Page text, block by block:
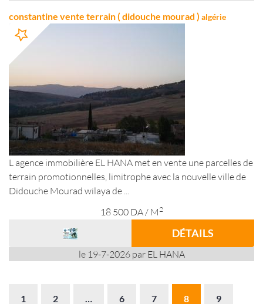
constantine vente terrain ( didouche mourad ) algérie
L agence immobilière EL HANA met en vente une parcelles de
terrain promotionnelles, limitrophe avec la nouvelle ville de
Didouche Mourad wilaya de ...
18 500 DA/ M 2
DÉTAILS
le 19-7-2026 par EL HANA
1 2 … 6 7 8 9